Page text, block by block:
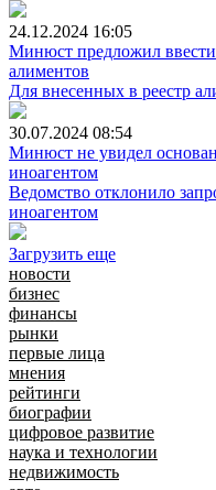
24.12.2024 16:05
Минюст предложил ввести
алиментов
Для внесенных в реестр
30.07.2024 08:54
Минюст не увидел
иноагентом
Ведомство отклонило
иноагентом
Загрузить еще
новости
бизнес
финансы
рынки
первые лица
мнения
рейтинги
биографии
цифровое развитие
наука и технологии
недвижимость